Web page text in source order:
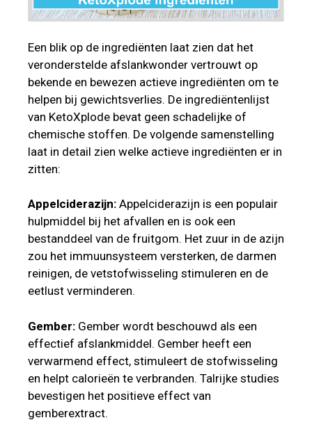
Een blik op de ingrediënten laat zien dat het
veronderstelde afslankwonder vertrouwt op
bekende en bewezen actieve ingrediënten om te
helpen bij gewichtsverlies. De ingrediëntenlijst
van KetoXplode bevat geen schadelijke of
chemische stoffen. De volgende samenstelling
laat in detail zien welke actieve ingrediënten er in
zitten:
Appelciderazijn: Appelciderazijn is een populair
hulpmiddel bij het afvallen en is ook een
bestanddeel van de fruitgom. Het zuur in de azijn
zou het immuunsysteem versterken, de darmen
reinigen, de vetstofwisseling stimuleren en de
eetlust verminderen.
Gember: Gember wordt beschouwd als een
effectief afslankmiddel. Gember heeft een
verwarmend effect, stimuleert de stofwisseling
en helpt calorieën te verbranden. Talrijke studies
bevestigen het positieve effect van
gemberextract.